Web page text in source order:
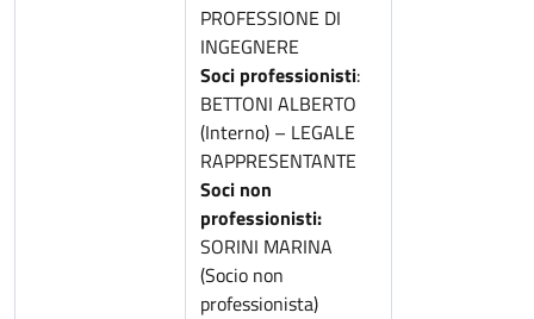
PROFESSIONE DI
INGEGNERE
Soci professionisti:
BETTONI ALBERTO
(Interno) – LEGALE
RAPPRESENTANTE
Soci non
professionisti:
SORINI MARINA
(Socio non
professionista)